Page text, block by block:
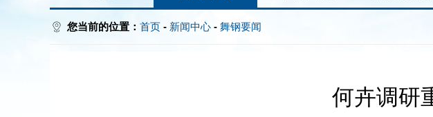
您当前的位置： 首页 - 新闻中心 - 舞钢要闻
何卉调研